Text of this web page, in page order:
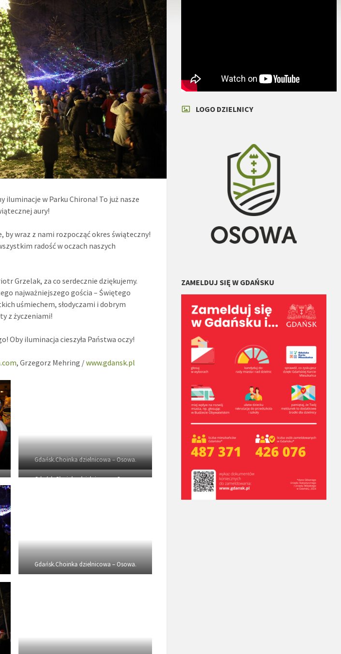
w Parku Chirona! To już nasze
aury!
by wraz z nami rozpocząć okres świąteczny!
radość w oczach naszych
Grzelak, za co serdecznie dziękujemy.
najważniejszego gościa – Świętego
uśmiechem, słodyczami i dobrym
z życzeniami!
Oby iluminacja cieszyła Państwa oczy!
, Grzegorz Mehring /www.gdansk.pl
Gdańsk.Choinka dzielnicowa – Osowa.
Gdańsk.Choinka dzielnicowa – Osowa.
Gdańsk.Choinka dzielnicowa – Osowa.
LOGO DZIELNICY
ZAMELDUJ SIĘ W GDAŃSKU